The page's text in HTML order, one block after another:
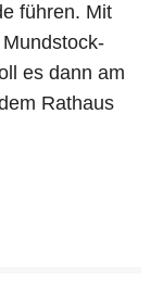
führen. Mit
es dann am
Rathaus